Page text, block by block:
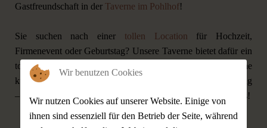
Gastfreundschaft in der Taverne im Pohlhof!
Sie suchen nach einer tollen Location für Hochzeit,
Firmenevent oder Geburtstag? Unsere Taverne bietet dafür ein
tolles Ambiente und bietet Raum für bis zu 130 Gästen. Gerne
kümmern wir uns um Menü, Getränke und Live-Unterhaltung
– sprechen Sie uns einfach an, und wir besprechen die Details!
Wir benutzen Cookies
Wir nutzen Cookies auf unserer Website. Einige von
ihnen sind essenziell für den Betrieb der Seite, während